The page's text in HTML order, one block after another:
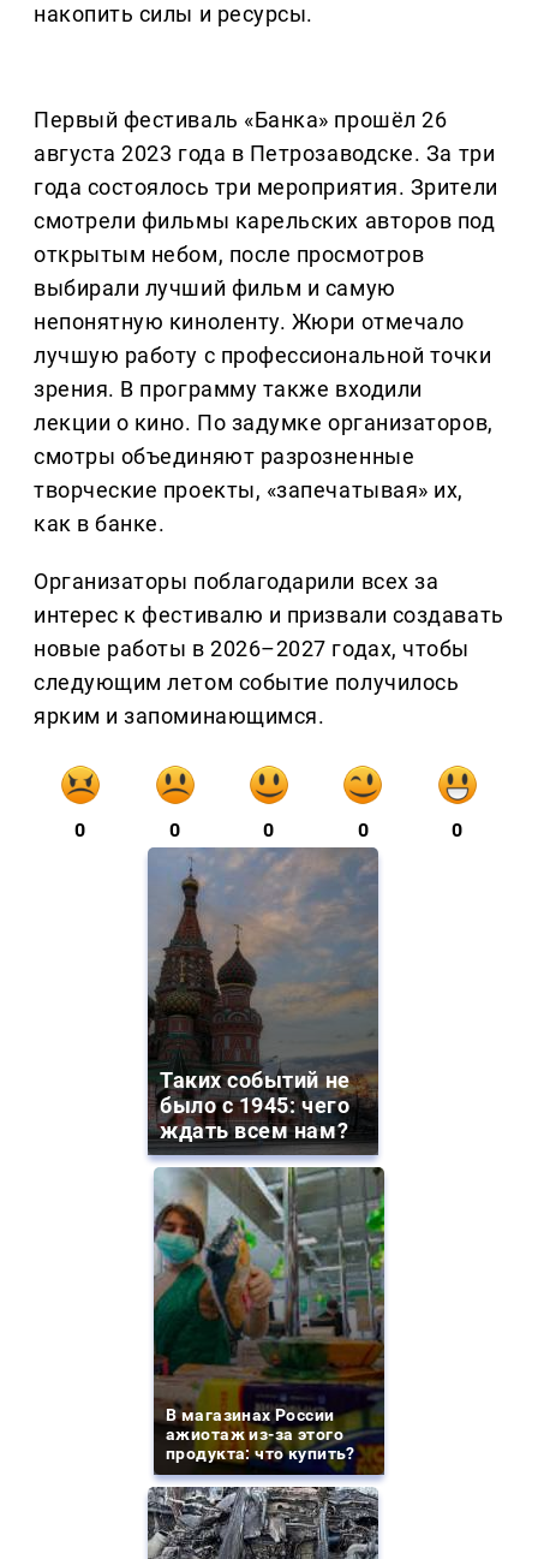
накопить силы и ресурсы.
Первый фестиваль «Банка» прошёл 26
августа 2023 года в Петрозаводске. За три
года состоялось три мероприятия. Зрители
смотрели фильмы карельских авторов под
открытым небом, после просмотров
выбирали лучший фильм и самую
непонятную киноленту. Жюри отмечало
лучшую работу с профессиональной точки
зрения. В программу также входили
лекции о кино. По задумке организаторов,
смотры объединяют разрозненные
творческие проекты, «запечатывая» их,
как в банке.
Организаторы поблагодарили всех за
интерес к фестивалю и призвали создавать
новые работы в 2026–2027 годах, чтобы
следующим летом событие получилось
ярким и запоминающимся.
0 0 0 0 0
Таких событий не
было с 1945: чего
ждать всем нам?
В магазинах России
ажиотаж из-за этого
продукта: что купить?